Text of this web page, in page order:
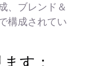
、ブレンド＆
構成されてい
す：